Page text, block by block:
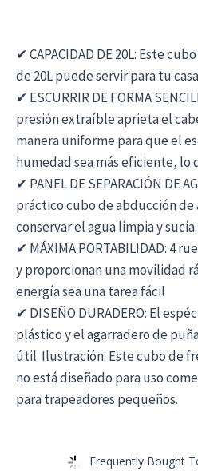
✔ CAPACIDAD DE 20L: Este
de 20L puede servir para tu casa
✔ ESCURRIR DE FORMA
presión extraíble aprieta el
manera uniforme para que el
humedad sea más eficiente,
✔ PANEL DE SEPARACIÓN DE
práctico cubo de abducción de
conservar el agua limpia y
✔ MÁXIMA PORTABILIDAD: 4
y proporcionan una movilidad
energía sea una tarea fácil
✔ DISEÑO DURADERO: El
plástico y el agarradero de
útil. Ilustración: Este cubo de
no está diseñado para uso
para trapeadores pequeños.
Frequently Bought